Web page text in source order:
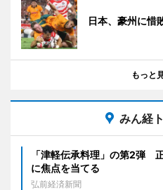
日本、豪州に
もっと
みん経
「津軽伝承料理」の第2弾
に焦点を当てる
弘前経済新聞